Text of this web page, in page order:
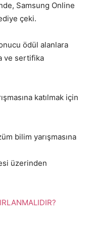
Samsung Online
çeki.
ödül alanlara
ve sertifika
katılmak için
bilim yarışmasına
üzerinden